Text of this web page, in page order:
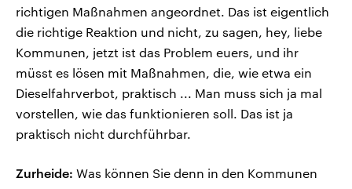
richtigen Maßnahmen angeordnet. Das ist eigentlich
die richtige Reaktion und nicht, zu sagen, hey, liebe
Kommunen, jetzt ist das Problem euers, und ihr
müsst es lösen mit Maßnahmen, die, wie etwa ein
Dieselfahrverbot, praktisch ... Man muss sich ja mal
vorstellen, wie das funktionieren soll. Das ist ja
praktisch nicht durchführbar.
Zurheide: Was können Sie denn in den Kommunen